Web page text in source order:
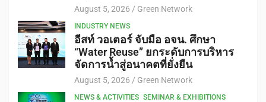
August 5, 2026 Green Network
INDUSTRY NEWS
อีสท์ วอเตอร์ จับมือ อจน. ศึกษา
“Water Reuse” ยกระดับการบริหาร
จัดการน้ำสู่อนาคตที่ยั่งยืน
August 5, 2026 Green Network
NEWS & ACTIVITIES SEMINAR & EXHIBITIONS